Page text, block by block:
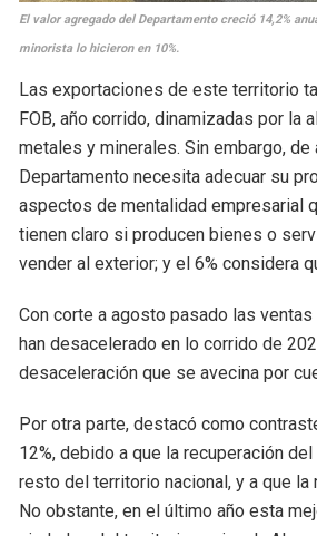
El valor agregado del Departamento creció 14,2%
minorista lo hicieron en 10%.
Las exportaciones de este territorio
FOB, año corrido, dinamizadas por la
metales y minerales. Sin embargo,
Departamento necesita adecuar su
aspectos de mentalidad empresarial
tienen claro si producen bienes o
vender al exterior; y el 6% considera
Con corte a agosto pasado las
han desacelerado en lo corrido de
desaceleración que se avecina por
Por otra parte, destacó como
12%, debido a que la recuperación
resto del territorio nacional, y a que
No obstante, en el último año esta